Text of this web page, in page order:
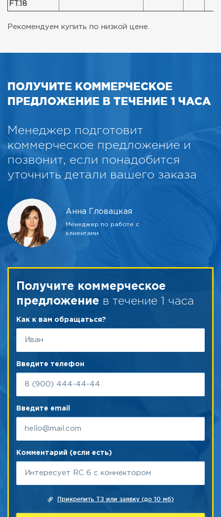
FT.18
Рекомендуем купить по низкой цене.
ПОЛУЧИТЕ КОММЕРЧЕСКОЕ
ПРЕДЛОЖЕНИЕ В ТЕЧЕНИЕ 1 ЧАСА
Менеджер подготовит
коммерческое предложение и
позвонит, если понадобится
уточнить детали вашего заказа
Анна Гловацкая
Менеджер по работе с
клиентами
Получите коммерческое
предложение в течение 1 часа
Как к вам обращаться?
Введите телефон
Введите email
Комментарий (если есть)
Прикрепить ТЗ или заявку (до 10 мб)